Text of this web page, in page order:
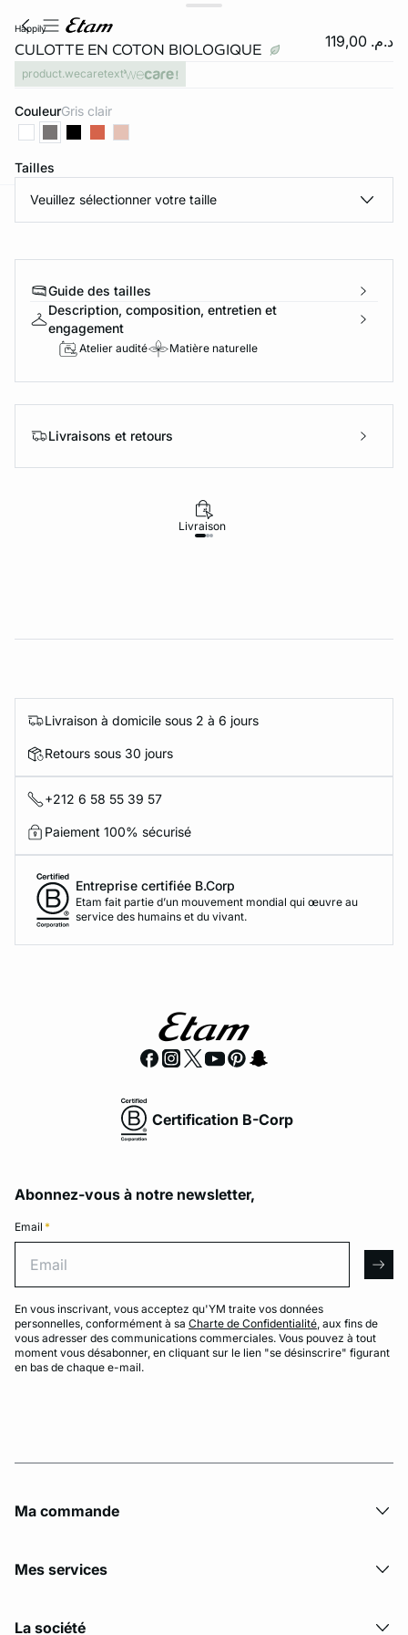
happily
CULOTTE EN COTON BIOLOGIQUE د.م. 119,00
product.wecaretext
Couleur gris clair
Tailles
Veuillez sélectionner votre taille
Guide des tailles
Description, composition, entretien et
engagement
Atelier audité Matière naturelle
Livraisons et retours
Livraison
Livraison à domicile sous 2 à 6 jours
Retours sous 30 jours
+212 6 58 55 39 57
Paiement 100% sécurisé
Entreprise certifiée B.Corp
Etam fait partie d’un mouvement mondial qui œuvre au
service des humains et du vivant.
Certification B-Corp
Abonnez-vous à notre newsletter,
Email *
En vous inscrivant, vous acceptez qu'YM traite vos données
personnelles, conformément à sa Charte de Confidentialité, aux fins de
vous adresser des communications commerciales. Vous pouvez à tout
moment vous désabonner, en cliquant sur le lien "se désinscrire" figurant
en bas de chaque e-mail.
Ma commande
Mes services
La société